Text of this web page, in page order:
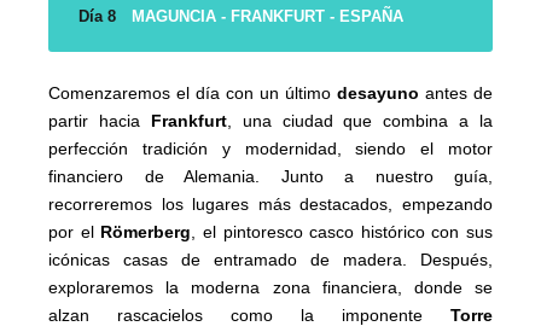
Día 8 MAGUNCIA - FRANKFURT - ESPAÑA
Comenzaremos el día con un último desayuno antes de
partir hacia Frankfurt, una ciudad que combina a la
perfección tradición y modernidad, siendo el motor
financiero de Alemania. Junto a nuestro guía,
recorreremos los lugares más destacados, empezando
por el Römerberg, el pintoresco casco histórico con sus
icónicas casas de entramado de madera. Después,
exploraremos la moderna zona financiera, donde se
alzan rascacielos como la imponente Torre